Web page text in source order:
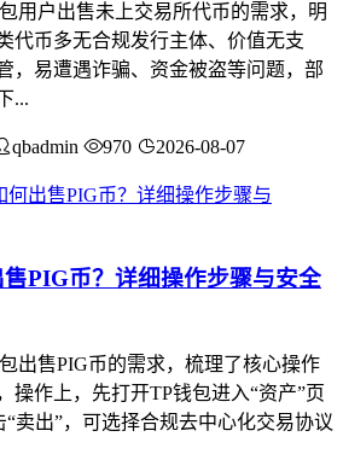
用户出售未上交易所代币的需求，明
代币多无合规发行主体、价值无支
，易遭遇诈骗、资金被盗等问题，部
...
qbadmin 970 2026-08-07
PIG币？详细操作步骤与安全
出售PIG币的需求，梳理了核心操作
操作上，先打开TP钱包进入“资产”页
“卖出”，可选择合规去中心化交易协议